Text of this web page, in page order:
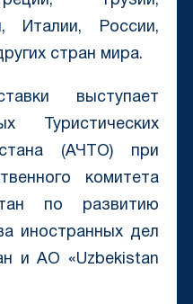
Италии, России,
стран мира.
выступает
Туристических
(АЧТО) при
комитета
по развитию
иностранных дел
и АО «Uzbekistan